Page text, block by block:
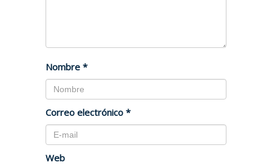
Nombre *
Correo electrónico *
Web